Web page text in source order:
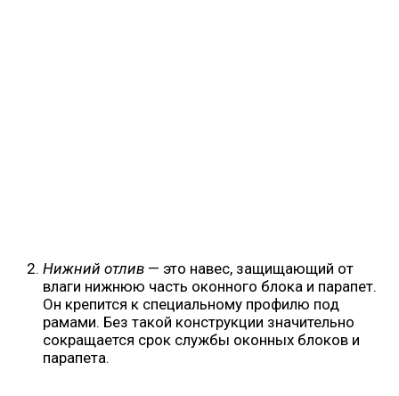
Нижний отлив — это навес, защищающий от
влаги нижнюю часть оконного блока и парапет.
Он крепится к специальному профилю под
рамами. Без такой конструкции значительно
сокращается срок службы оконных блоков и
парапета.